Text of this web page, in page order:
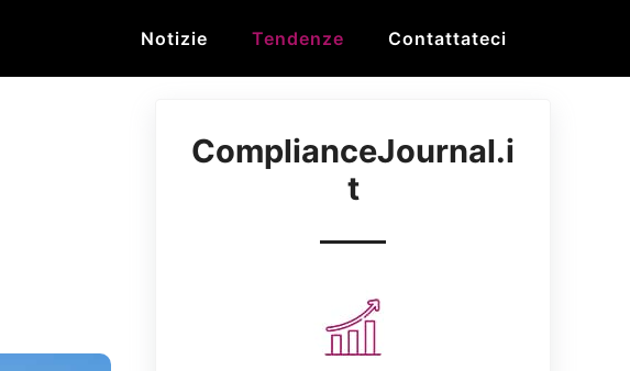
Notizie Tendenze Contattateci
ComplianceJournal.i
t